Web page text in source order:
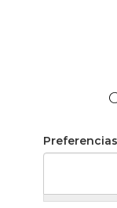
Preferencias